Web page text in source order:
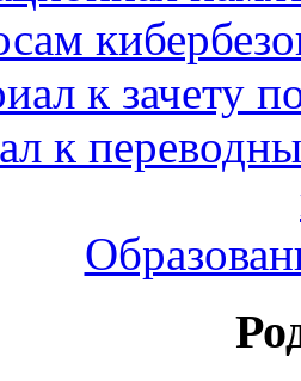
к зачету
к